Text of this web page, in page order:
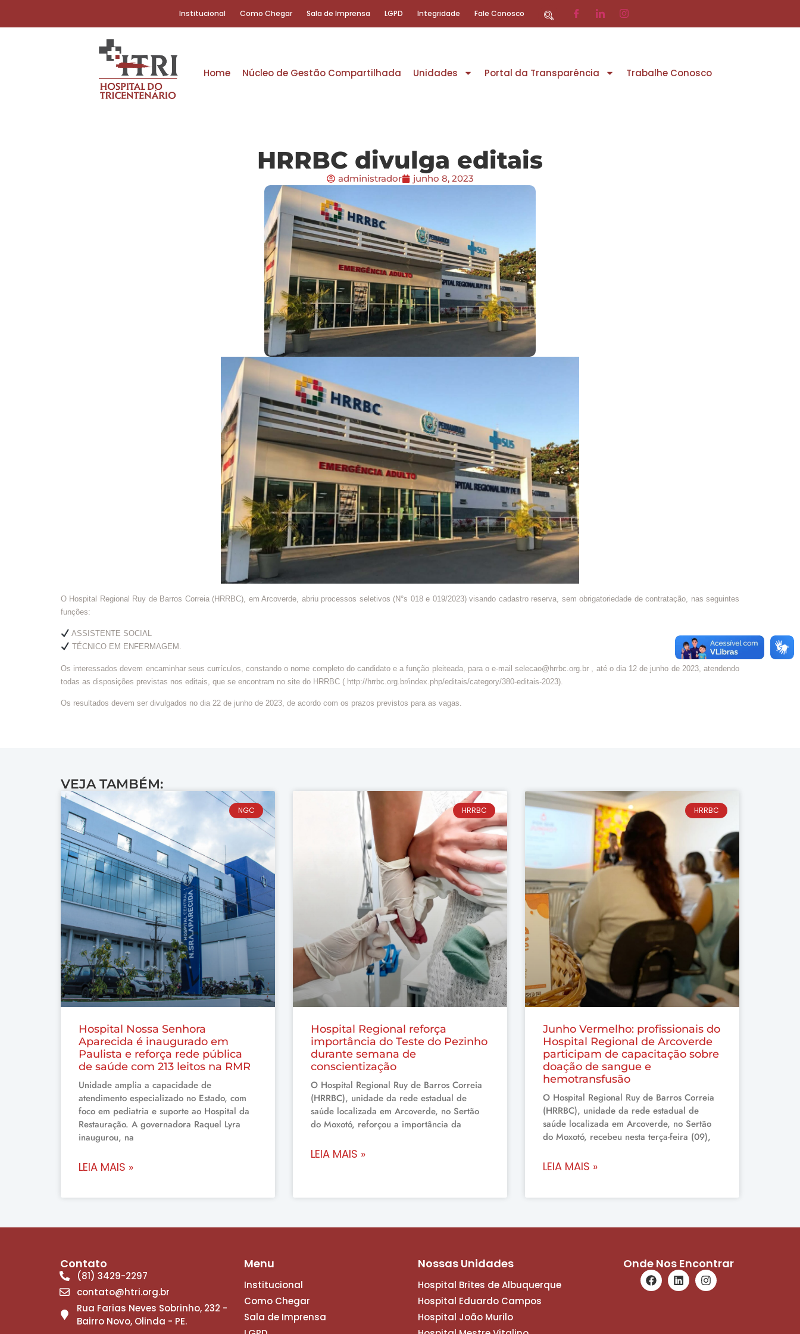
Institucional Como Chegar Sala de Imprensa LGPD Integridade Fale Conosco
Home Núcleo de Gestão Compartilhada Unidades Portal da Transparência Trabalhe Conosco
HRRBC divulga editais
administrador junho 8, 2023
O Hospital Regional Ruy de Barros Correia (HRRBC), em Arcoverde, abriu processos seletivos (N°s 018 e 019/2023) visando cadastro reserva, sem obrigatoriedade de contratação, nas seguintes
funções:
ASSISTENTE SOCIAL
TÉCNICO EM ENFERMAGEM.
Os interessados devem encaminhar seus currículos, constando o nome completo do candidato e a função pleiteada, para o e-mail selecao@hrrbc.org.br , até o dia 12 de junho de 2023, atendendo
todas as disposições previstas nos editais, que se encontram no site do HRRBC ( http://hrrbc.org.br/index.php/editais/category/380-editais-2023).
Os resultados devem ser divulgados no dia 22 de junho de 2023, de acordo com os prazos previstos para as vagas.
VEJA TAMBÉM:
NGC
Hospital Nossa Senhora
Aparecida é inaugurado em
Paulista e reforça rede pública
de saúde com 213 leitos na RMR
Unidade amplia a capacidade de
atendimento especializado no Estado, com
foco em pediatria e suporte ao Hospital da
Restauração. A governadora Raquel Lyra
inaugurou, na
LEIA MAIS »
HRRBC
Hospital Regional reforça
importância do Teste do Pezinho
durante semana de
conscientização
O Hospital Regional Ruy de Barros Correia
(HRRBC), unidade da rede estadual de
saúde localizada em Arcoverde, no Sertão
do Moxotó, reforçou a importância da
LEIA MAIS »
HRRBC
Junho Vermelho: profissionais do
Hospital Regional de Arcoverde
participam de capacitação sobre
doação de sangue e
hemotransfusão
O Hospital Regional Ruy de Barros Correia
(HRRBC), unidade da rede estadual de
saúde localizada em Arcoverde, no Sertão
do Moxotó, recebeu nesta terça-feira (09),
LEIA MAIS »
Contato
(81) 3429-2297
contato@htri.org.br
Rua Farias Neves Sobrinho, 232 -
Bairro Novo, Olinda - PE.
Menu
Institucional
Como Chegar
Sala de Imprensa
Nossas Unidades
Hospital Brites de Albuquerque
Hospital Eduardo Campos
Hospital João Murilo
Onde Nos Encontrar